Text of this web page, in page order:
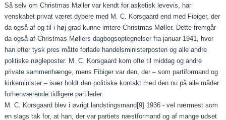
Så selv om Christmas Møller var kendt for asketisk levevis, har
venskabet privat været dybere med M. C. Korsgaard end med Fibiger, der
da også af og til i høj grad kunne irritere Christmas Møller. Dette fremgår
da også af Christmas Møllers dagbogsoptegnelser fra januar 1941, hvor
han efter tysk pres måtte forlade handelsministerposten og alle andre
politiske nøgleposter. M. C. Korsgaard kom ofte til middag og andre
private sammenhænge, mens Fibiger var den, der – som partiformand og
kirkeminister – især holdt den politiske kontakt med den nu på alle måder
forhenværende tidligere partileder.
M. C. Korsgaard blev i øvrigt landstingsmand[9] 1936 - vel nærmest som
en slags tak for, at han, der var partiets næstformand og af mange udset